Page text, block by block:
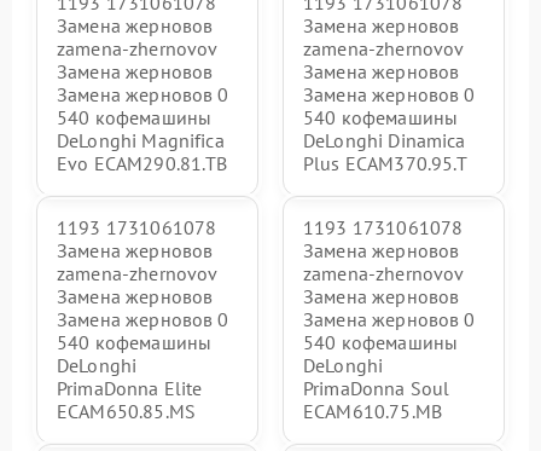
Замена жерновов
zamena-zhernovov
Замена жерновов
Замена жерновов 0
540 кофемашины
DeLonghi Magnifica
Evo ECAM290.81.TB
Замена жерновов
zamena-zhernovov
Замена жерновов
Замена жерновов 0
540 кофемашины
DeLonghi Dinamica
Plus ECAM370.95.T
1193 1731061078
Замена жерновов
zamena-zhernovov
Замена жерновов
Замена жерновов 0
540 кофемашины
DeLonghi
PrimaDonna Elite
ECAM650.85.MS
1193 1731061078
Замена жерновов
zamena-zhernovov
Замена жерновов
Замена жерновов 0
540 кофемашины
DeLonghi
PrimaDonna Soul
ECAM610.75.MB